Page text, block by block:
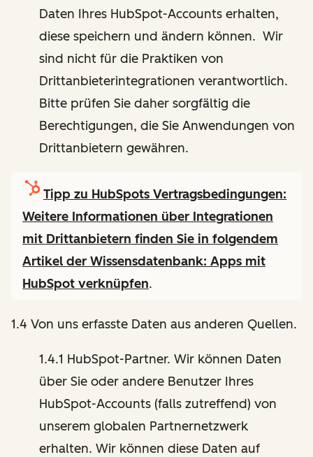
Daten Ihres HubSpot-Accounts erhalten,
diese speichern und ändern können. Wir
sind nicht für die Praktiken von
Drittanbieterintegrationen verantwortlich.
Bitte prüfen Sie daher sorgfältig die
Berechtigungen, die Sie Anwendungen von
Drittanbietern gewähren.
Tipp zu HubSpots Vertragsbedingungen:
Weitere Informationen über Integrationen
mit Drittanbietern finden Sie in folgendem
Artikel der Wissensdatenbank: Apps mit
HubSpot verknüpfen.
1.4 Von uns erfasste Daten aus anderen Quellen.
1.4.1 HubSpot-Partner. Wir können Daten
über Sie oder andere Benutzer Ihres
HubSpot-Accounts (falls zutreffend) von
unserem globalen Partnernetzwerk
erhalten. Wir können diese Daten auf